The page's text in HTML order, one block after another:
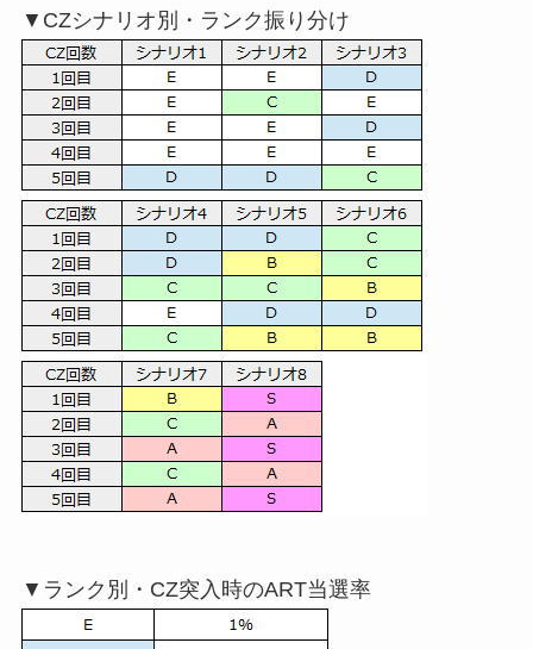
▼CZシナリオ別・ランク振り分け
▼ランク別・CZ突入時のART当選率